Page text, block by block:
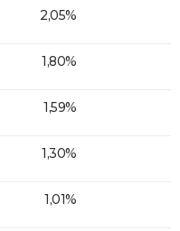
2,05%
1,80%
1,59%
1,30%
1,01%